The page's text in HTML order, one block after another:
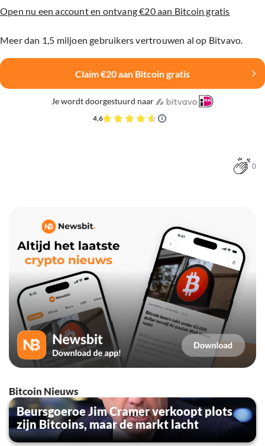
Open nu een account en ontvang €20 aan Bitcoin gratis
Meer dan 1,5 miljoen gebruikers vertrouwen al op Bitvavo.
Claim €20 aan Bitcoin gratis
Je wordt doorgestuurd naar
4,6
0
Bitcoin Nieuws
Beursgoeroe Jim Cramer verkoopt plots
zijn Bitcoins, maar de markt lacht